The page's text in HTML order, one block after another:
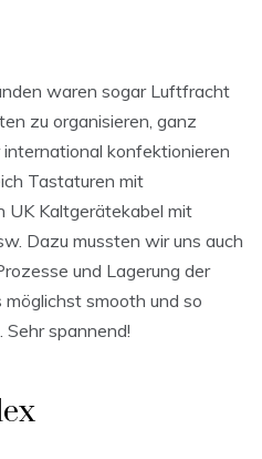
waren sogar Luftfracht
zu organisieren, ganz
konfektionieren
Tastaturen mit
UK Kaltgerätekabel mit
Dazu mussten wir uns auch
und Lagerung der
smooth und so
spannend!